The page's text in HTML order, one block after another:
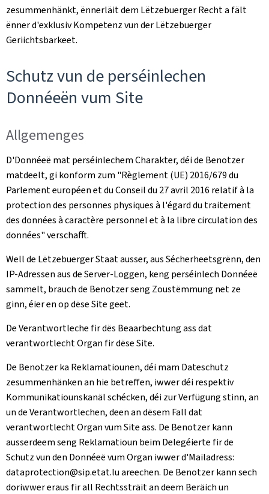
zesummenhänkt, ënnerläit dem Lëtzebuerger Recht a fält
ënner d'exklusiv Kompetenz vun der Lëtzebuerger
Geriichtsbarkeet.
Schutz vun de perséinlechen
Donnéeën vum Site
Allgemenges
D'Donnéeë mat perséinlechem Charakter, déi de Benotzer
matdeelt, gi konform zum "Règlement (UE) 2016/679 du
Parlement européen et du Conseil du 27 avril 2016 relatif à la
protection des personnes physiques à l'égard du traitement
des données à caractère personnel et à la libre circulation des
données" verschafft.
Well de Lëtzebuerger Staat ausser, aus Sécherheetsgrënn, den
IP-Adressen aus de Server-Loggen, keng perséinlech Donnéeë
sammelt, brauch de Benotzer seng Zoustëmmung net ze
ginn, éier en op dëse Site geet.
De Verantwortleche fir dës Beaarbechtung ass dat
verantwortlecht Organ fir dëse Site.
De Benotzer ka Reklamatiounen, déi mam Dateschutz
zesummenhänken an hie betreffen, iwwer déi respektiv
Kommunikatiounskanäl schécken, déi zur Verfügung stinn, an
un de Verantwortlechen, deen an dësem Fall dat
verantwortlecht Organ vum Site ass. De Benotzer kann
ausserdeem seng Reklamatioun beim Delegéierte fir de
Schutz vun den Donnéeë vum Organ iwwer d'Mailadress:
dataprotection@sip.etat.lu areechen. De Benotzer kann sech
doriwwer eraus fir all Rechtssträit an deem Beräich un